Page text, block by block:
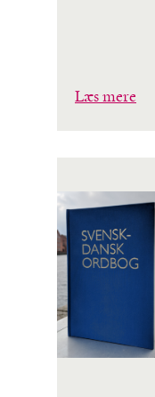
Læs mere